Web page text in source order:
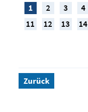
1 2 3 4
11
12 13 14
Zurück